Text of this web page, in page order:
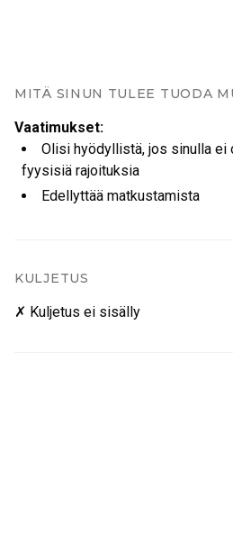
MITÄ SINUN TULEE TUODA
Vaatimukset:
Olisi hyödyllistä, jos sinulla ei
fyysisiä rajoituksia
Edellyttää matkustamista
KULJETUS
✗ Kuljetus ei sisälly